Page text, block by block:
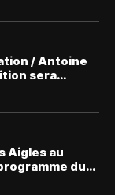
/ Antoine
sera
Aigles au
du